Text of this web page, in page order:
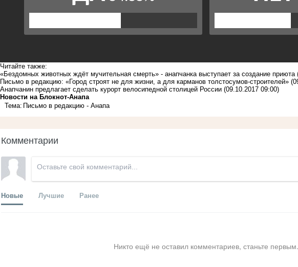
Читайте также:
«Бездомных животных ждёт мучительная смерть» - анапчанка выступает за создание приюта
Письмо в редакцию: «Город строят не для жизни, а для карманов толстосумов-строителей»
Анапчанин предлагает сделать курорт велосипедной столицей России (09.10.2017 09:00)
Новости на Блoкнoт-Анапа
Тема: Письмо в редакцию - Анапа
Комментарии
Новые Лучшие Ранее
Никто ещё не оставил комментариев, станьте первым.